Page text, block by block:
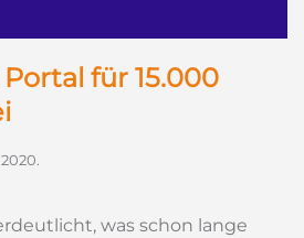
für 15.000
.
was schon lange